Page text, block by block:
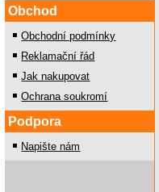
Obchod
Obchodní podmínky
Reklamační řád
Jak nakupovat
Ochrana soukromí
Podpora
Napište nám